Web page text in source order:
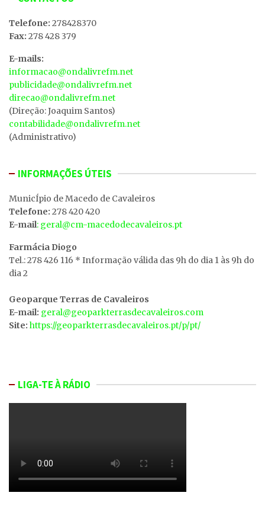
Telefone: 278428370
Fax: 278 428 379
E-mails:
informacao@ondalivrefm.net
publicidade@ondalivrefm.net
direcao@ondalivrefm.net
(Direção: Joaquim Santos)
contabilidade@ondalivrefm.net
(Administrativo)
INFORMAÇÕES ÚTEIS
MunicÍpio de Macedo de Cavaleiros
Telefone: 278 420 420
E-mail: geral@cm-macedodecavaleiros.pt
Farmácia Diogo
Tel.: 278 426 116 * Informação válida das 9h do dia 1 às 9h do
dia 2
Geoparque Terras de Cavaleiros
E-mail: geral@geoparkterrasdecavaleiros.com
Site: https://geoparkterrasdecavaleiros.pt/p/pt/
LIGA-TE À RÁDIO